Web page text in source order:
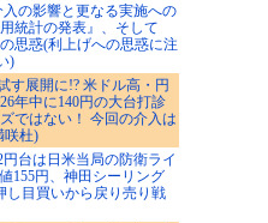
の影響と更なる実施への
統計の発表』、そして
思惑(利上げへの思惑に注
)
す展開に!? 米ドル高・円
年中に140円の大台打診
ではない！ 今回の介入は
咲杜)
台は日米当局の防衛ライ
155円、神田シーリング
し目買いから戻り売り戦